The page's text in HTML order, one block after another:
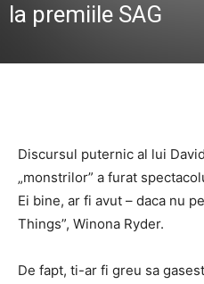
la premiile SAG
Discursul puternic al lui
„monstrilor” a furat
Ei bine, ar fi avut – daca nu
Things”, Winona Ryder.
De fapt, ti-ar fi greu sa